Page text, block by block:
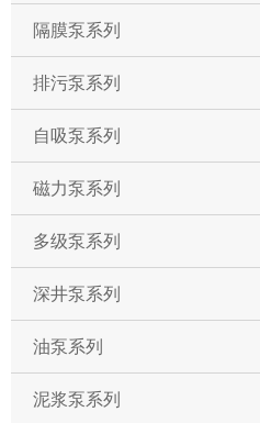
隔膜泵系列
排污泵系列
自吸泵系列
磁力泵系列
多级泵系列
深井泵系列
油泵系列
泥浆泵系列